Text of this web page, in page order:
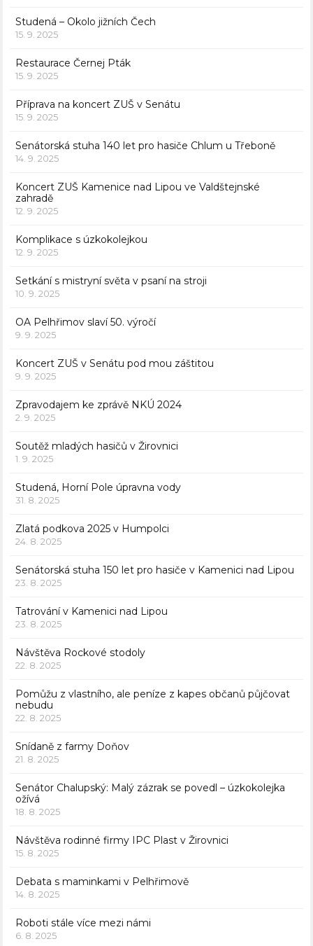
Studená – Okolo jižních Čech
15. 9. 2025
Restaurace Černej Pták
15. 9. 2025
Příprava na koncert ZUŠ v Senátu
15. 9. 2025
Senátorská stuha 140 let pro hasiče Chlum u Třeboně
14. 9. 2025
Koncert ZUŠ Kamenice nad Lipou ve Valdštejnské
zahradě
12. 9. 2025
Komplikace s úzkokolejkou
12. 9. 2025
Setkání s mistryní světa v psaní na stroji
10. 9. 2025
OA Pelhřimov slaví 50. výročí
9. 9. 2025
Koncert ZUŠ v Senátu pod mou záštitou
9. 9. 2025
Zpravodajem ke zprávě NKÚ 2024
2. 9. 2025
Soutěž mladých hasičů v Žirovnici
1. 9. 2025
Studená, Horní Pole úpravna vody
31. 8. 2025
Zlatá podkova 2025 v Humpolci
24. 8. 2025
Senátorská stuha 150 let pro hasiče v Kamenici nad Lipou
23. 8. 2025
Tatrování v Kamenici nad Lipou
23. 8. 2025
Návštěva Rockové stodoly
22. 8. 2025
Pomůžu z vlastního, ale peníze z kapes občanů půjčovat
nebudu
22. 8. 2025
Snídaně z farmy Doňov
21. 8. 2025
Senátor Chalupský: Malý zázrak se povedl – úzkokolejka
ožívá
18. 8. 2025
Návštěva rodinné firmy IPC Plast v Žirovnici
15. 8. 2025
Debata s maminkami v Pelhřimově
14. 8. 2025
Roboti stále více mezi námi
6. 8. 2025